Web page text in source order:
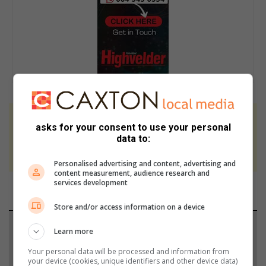
At Caxton, every story is written by humans.
We use AI only to perform quality checks -
Support local journalism
Add The Citizen as a preferred source to see more
asks for your consent to use your personal
data to:
Personalised advertising and content, advertising and
content measurement, audience research and
services development
Store and/or access information on a device
Learn more
Your personal data will be processed and information from
your device (cookies, unique identifiers and other device data)